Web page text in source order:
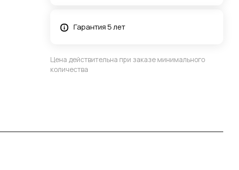
Гарантия 5 лет
Цена действительна при заказе минимального
количества